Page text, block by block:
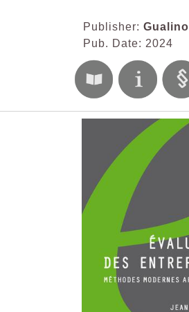
Publisher: Gualino
Pub. Date: 2024